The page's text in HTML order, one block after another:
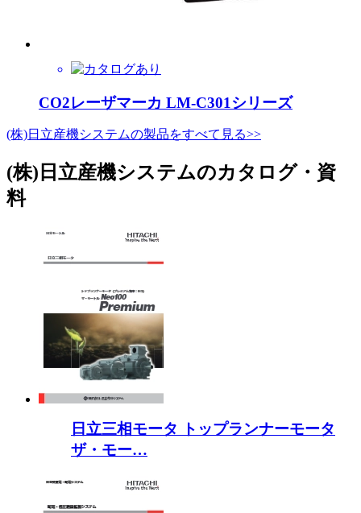
CO2レーザマーカ LM-C301シリーズ
(株)日立産機システムの製品をすべて見る>>
(株)日立産機システムのカタログ・資
料
日立三相モータ トップランナーモータ
ザ・モー…